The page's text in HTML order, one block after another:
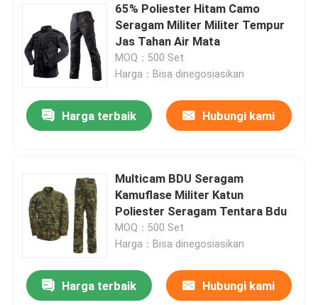
Hubungi kami
Permintaan Penawaran
Seragam Tempur Militer
Armor Balistik Militer
Kemeja Taktis Militer
Mantel Musim Dingin Militer
65% Poliester Hitam Camo
Seragam Militer Militer Tempur
Jas Tahan Air Mata
MOQ：500 Set
Harga：Bisa dinegosiasikan
Harga terbaik Hubungi kami
Multicam BDU Seragam
Kamuflase Militer Katun
Poliester Seragam Tentara Bdu
MOQ：500 Set
Harga：Bisa dinegosiasikan
Harga terbaik Hubungi kami